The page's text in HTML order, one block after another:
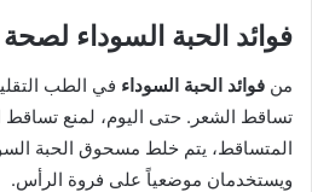
فوائد الحبة السوداء
من فوائد الحبة السوداء في الطب
تساقط الشعر. حتى اليوم، لمنع تساقط
المتساقط، يتم خلط مسحوق الحبة
ويستخدمان موضعياً على فروة الرأس.